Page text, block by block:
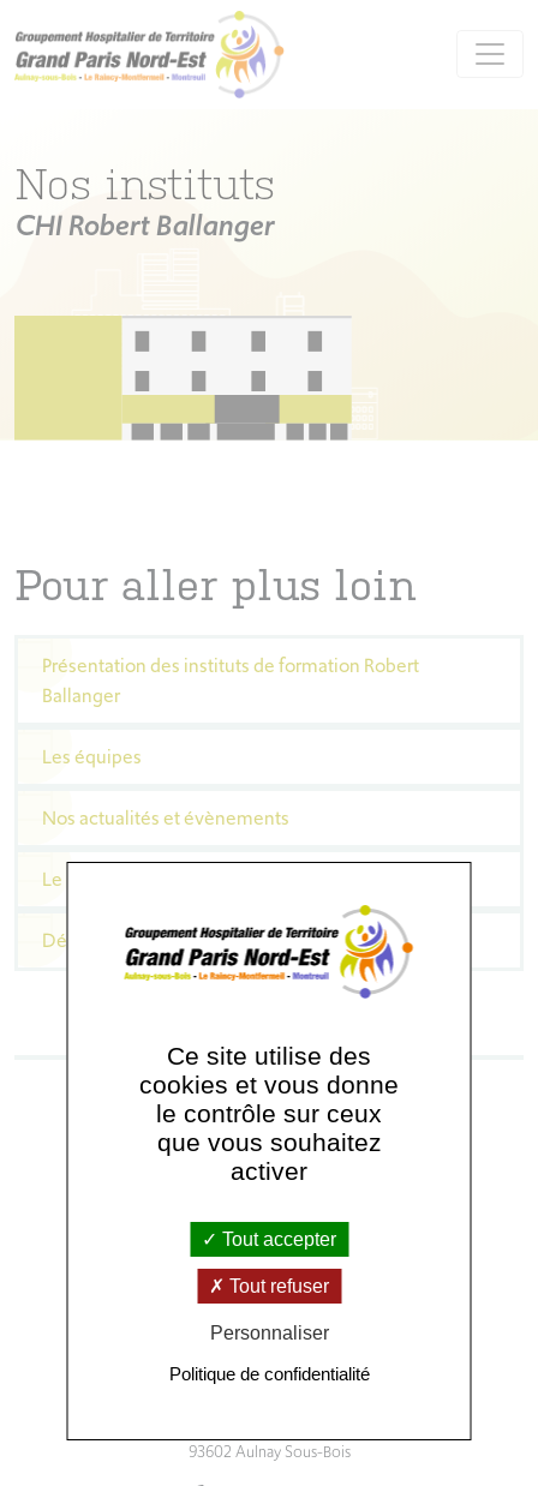
Nos instituts
CHI Robert Ballanger
Pour aller plus loin
Présentation des instituts de formation Robert
Ballanger
Les équipes
Nos actualités et évènements
Le mot de la Directrice
Démarche Qualité
Suivez-nous :
Nous contacter
Centre Hospitalier Intercommunal Robert Ballanger
93602 Aulnay Sous-Bois
Panneau de gestion des cookies
Ce site utilise des
cookies et vous donne
le contrôle sur ceux
que vous souhaitez
activer
Tout accepter
Tout refuser
Personnaliser
Politique de confidentialité